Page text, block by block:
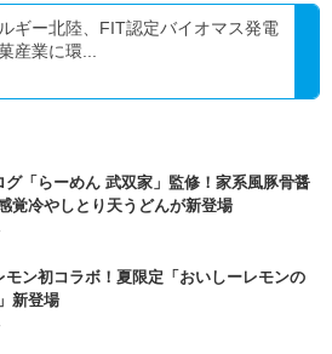
ギー北陸、FIT認定バイオマス発電
産業に環...
グ「らーめん 武双家」監修！家系風豚骨醤
覚冷やしとり天うどんが新登場
モン初コラボ！夏限定「おいしーレモンの
新登場